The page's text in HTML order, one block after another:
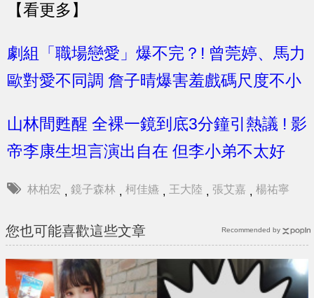
【看更多】
劇組「職場戀愛」爆不完？! 曾莞婷、馬力
歐對愛不同調 詹子晴爆害羞戲碼尺度不小
山林間甦醒 全裸一鏡到底3分鐘引熱議 ! 影
帝李康生坦言演出自在 但李小弟不太好
林柏宏 , 鏡子森林 , 柯佳嬿 , 王大陸 , 張艾嘉 , 楊祐寧
您也可能喜歡這些文章 Recommended by